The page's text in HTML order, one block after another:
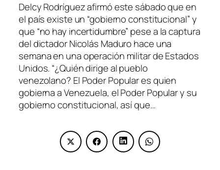
Delcy Rodríguez afirmó este sábado que en
el país existe un “gobierno constitucional” y
que “no hay incertidumbre” pese a la captura
del dictador Nicolás Maduro hace una
semana en una operación militar de Estados
Unidos. “¿Quién dirige al pueblo
venezolano? El Poder Popular es quien
gobierna a Venezuela, el Poder Popular y su
gobierno constitucional, así que…